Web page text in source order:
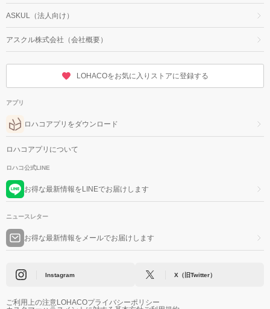
ASKUL（法人向け）
アスクル株式会社（会社概要）
LOHACOをお気に入りストアに登録する
アプリ
ロハコアプリをダウンロード
ロハコアプリについて
ロハコ公式LINE
お得な最新情報をLINEでお届けします
ニュースレター
お得な最新情報をメールでお届けします
Instagram X（旧Twitter）
ご利用上の注意LOHACOプライバシーポリシー